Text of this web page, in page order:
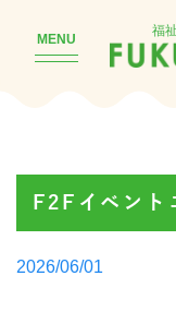
MENU
福
F2Fイベント
Posted
2026/06/01